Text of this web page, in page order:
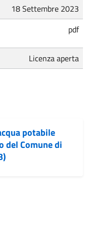
18 Settembre 2023
pdf
Licenza aperta
potabile
del Comune di